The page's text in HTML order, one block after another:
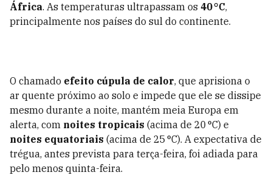
África. As temperaturas ultrapassam os 40 °C,
principalmente nos países do sul do continente.
O chamado efeito cúpula de calor, que aprisiona o
ar quente próximo ao solo e impede que ele se dissipe
mesmo durante a noite, mantém meia Europa em
alerta, com noites tropicais (acima de 20 °C) e
noites equatoriais (acima de 25 °C). A expectativa de
trégua, antes prevista para terça-feira, foi adiada para
pelo menos quinta-feira.